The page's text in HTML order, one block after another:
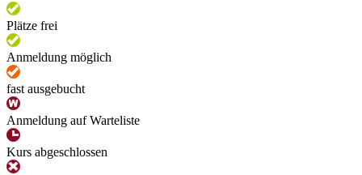
Plätze frei
Anmeldung möglich
fast ausgebucht
Anmeldung auf Warteliste
Kurs abgeschlossen